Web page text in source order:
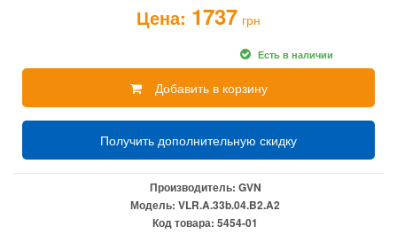
Цена: 1737 грн
Есть в наличии
Добавить в корзину
Получить дополнительную скидку
Производитель: GVN
Модель: VLR.A.33b.04.B2.A2
Код товара: 5454-01